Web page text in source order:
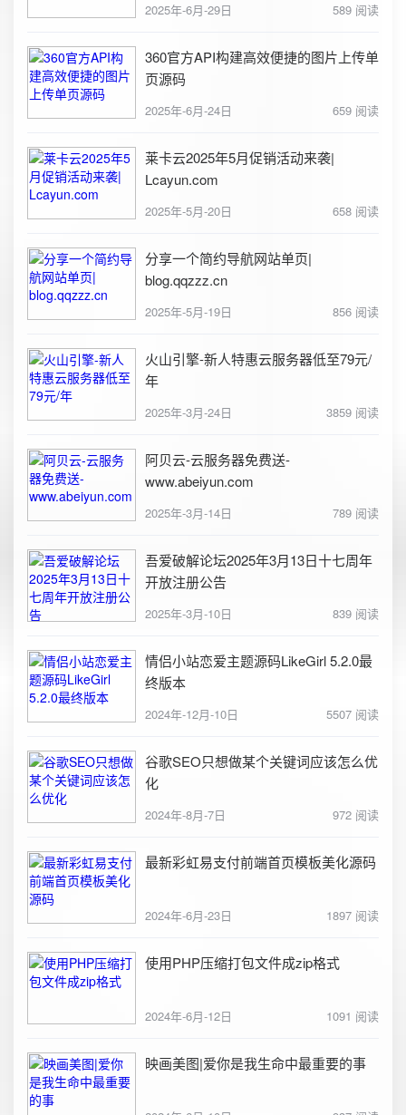
2025年-6月-29日 589 阅读
360官方API构建高效便捷的图片上传单
页源码
2025年-6月-24日 659 阅读
莱卡云2025年5月促销活动来袭|
Lcayun.com
2025年-5月-20日 658 阅读
分享一个简约导航网站单页|
blog.qqzzz.cn
2025年-5月-19日 856 阅读
火山引擎-新人特惠云服务器低至79元/
年
2025年-3月-24日 3859 阅读
阿贝云-云服务器免费送-
www.abeiyun.com
2025年-3月-14日 789 阅读
吾爱破解论坛2025年3月13日十七周年
开放注册公告
2025年-3月-10日 839 阅读
情侣小站恋爱主题源码LikeGirl 5.2.0最
终版本
2024年-12月-10日 5507 阅读
谷歌SEO只想做某个关键词应该怎么优
化
2024年-8月-7日 972 阅读
最新彩虹易支付前端首页模板美化源码
2024年-6月-23日 1897 阅读
使用PHP压缩打包文件成zip格式
2024年-6月-12日 1091 阅读
映画美图|爱你是我生命中最重要的事